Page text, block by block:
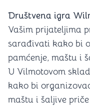
Društvena igra
Vašim prijateljima
sarađivati kako bi
pamćenje, maštu i
U Vilmotovom
kako bi
maštu i šaljive